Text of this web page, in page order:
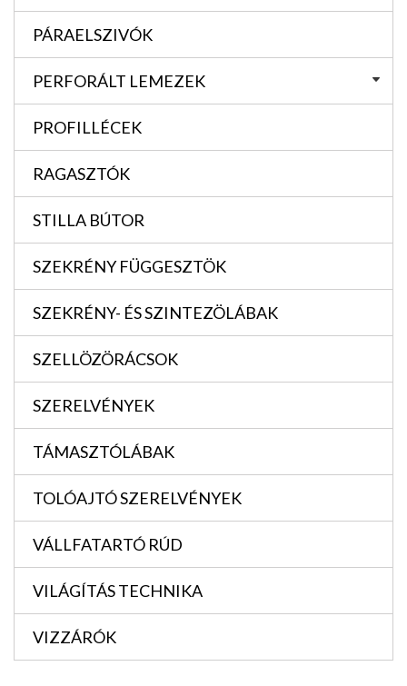
PÁRAELSZIVÓK
PERFORÁLT LEMEZEK
PROFILLÉCEK
RAGASZTÓK
STILLA BÚTOR
SZEKRÉNY FÜGGESZTÖK
SZEKRÉNY- ÉS SZINTEZÖLÁBAK
SZELLÖZÖRÁCSOK
SZERELVÉNYEK
TÁMASZTÓLÁBAK
TOLÓAJTÓ SZERELVÉNYEK
VÁLLFATARTÓ RÚD
VILÁGÍTÁS TECHNIKA
VIZZÁRÓK